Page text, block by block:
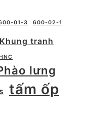
01-3 600-02-1
Khung tranh
lưng
tấm ốp